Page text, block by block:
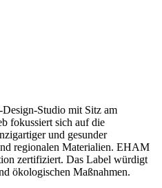
Studio mit Sitz am
fokussiert sich auf die
und gesunder
regionalen Materialien. EHAM
zertifiziert. Das Label würdigt
ökologischen Maßnahmen.